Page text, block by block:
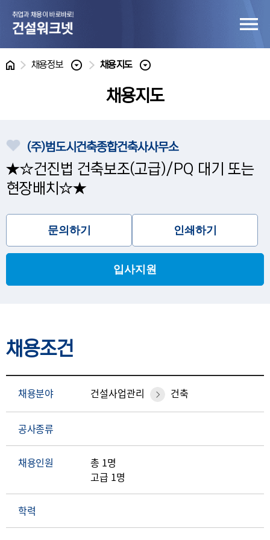
홈 채용정보 채용지도
채용지도
(주)범도시건축종합건축사사무소
★☆건진법 건축보조(고급)/PQ 대기 또는
현장배치☆★
입사지원
문의하기 인쇄하기
채용조건
채용분야 건설사업관리 건축
공사종류
채용인원
총 1명
고급 1명
학력